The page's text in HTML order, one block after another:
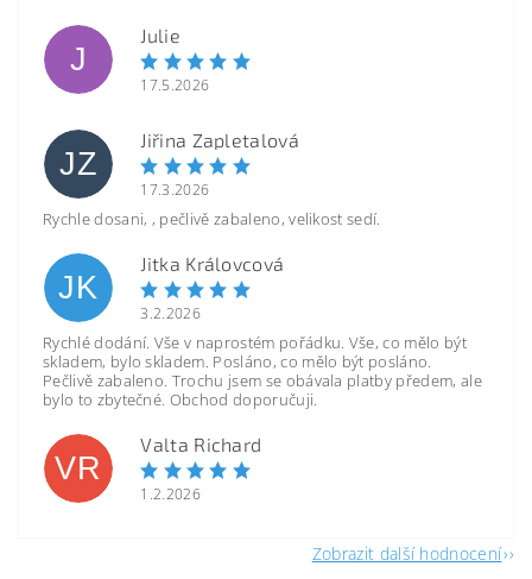
J
Julie
17.5.2026
JZ
Jiřina Zapletalová
17.3.2026
Rychle dosani, , pečlivě zabaleno, velikost sedí.
JK
Jitka Královcová
3.2.2026
Rychlé dodání. Vše v naprostém pořádku. Vše, co mělo být
skladem, bylo skladem. Posláno, co mělo být posláno.
Pečlivě zabaleno. Trochu jsem se obávala platby předem, ale
bylo to zbytečné. Obchod doporučuji.
VR
Valta Richard
1.2.2026
Zobrazit další hodnocení